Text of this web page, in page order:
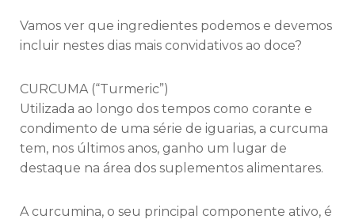
Vamos ver que ingredientes podemos e devemos
incluir nestes dias mais convidativos ao doce?
CURCUMA (“Turmeric”)
Utilizada ao longo dos tempos como corante e
condimento de uma série de iguarias, a curcuma
tem, nos últimos anos, ganho um lugar de
destaque na área dos suplementos alimentares.
A curcumina, o seu principal componente ativo, é